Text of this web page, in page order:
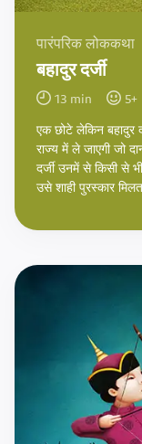
पारंपरिक लोककथा
बहादुर दर्जी
13 min 5+
एक छोटे लेकिन बहादुर
राज्य में ले जाएगी जो
दर्जी उनमें से किसी से
उसे शाही पुरस्कार